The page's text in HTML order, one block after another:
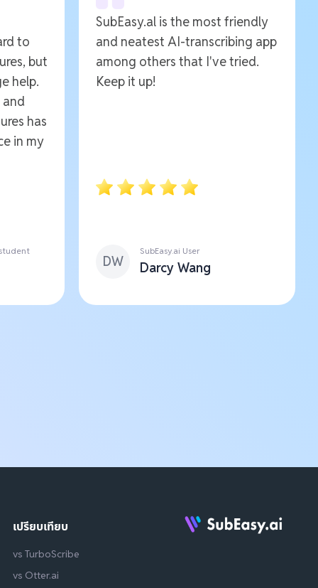
to
but
help.
has
in my
SubEasy.al is the most friendly
and neatest AI-transcribing app
among others that I've tried.
Keep it up!
DW
SubEasy.ai User
Darcy Wang
เปรียบเทียบ
vs TurboScribe
vs Otter.ai